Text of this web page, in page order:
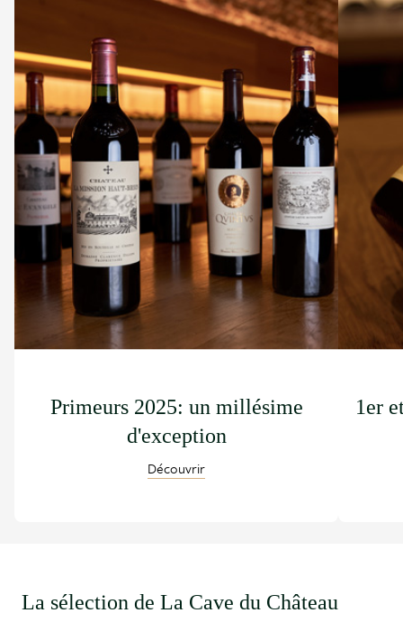
Primeurs 2025: un millésime
d'exception
Découvrir
1er
La sélection de La Cave du Château